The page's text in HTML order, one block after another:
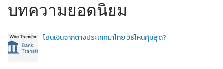
บทความยอดนิยม
โอนเงินจากต่างประเทศมาไทย วิธีไหนคุ้มสุด?